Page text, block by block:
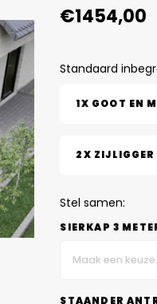
€1454,00
Standaard
1X GOOT EN
2X ZIJLIGGER
Stel samen:
SIERKAP 3
Maak een
STAANDER